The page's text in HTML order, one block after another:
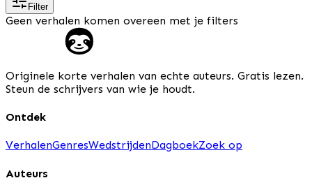
Filter
Geen verhalen komen overeen met je filters
Originele korte verhalen van echte auteurs. Gratis lezen.
Steun de schrijvers van wie je houdt.
Ontdek
VerhalenGenresWedstrijdenDagboekZoek op
Auteurs